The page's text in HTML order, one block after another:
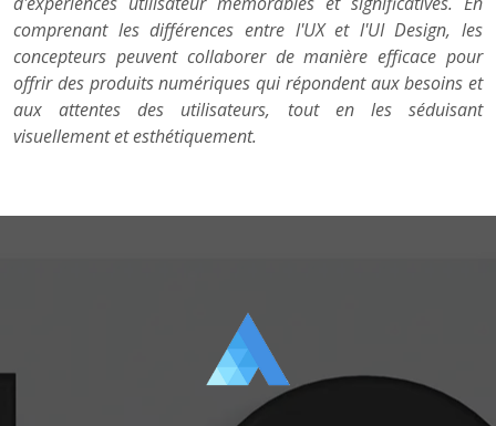
comprenant les différences entre l'UX et l'UI Design, les
concepteurs peuvent collaborer de manière efficace pour
offrir des produits numériques qui répondent aux besoins et
aux attentes des utilisateurs, tout en les séduisant
visuellement et esthétiquement.